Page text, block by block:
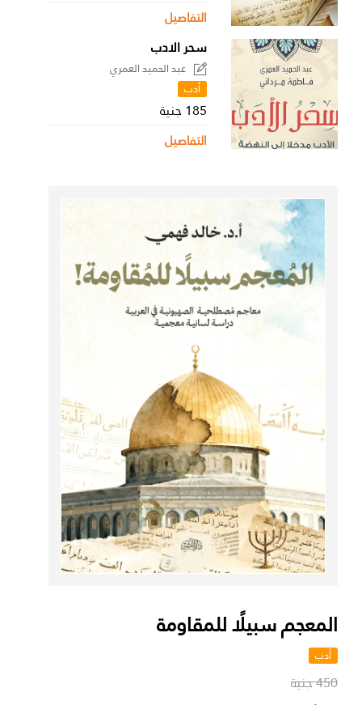
التفاصيل
سحر الادب
عبد الحميد العمري
أدب
185 جنية
التفاصيل
المعجم سبيلًا للمقاومة
أدب
450 جنية